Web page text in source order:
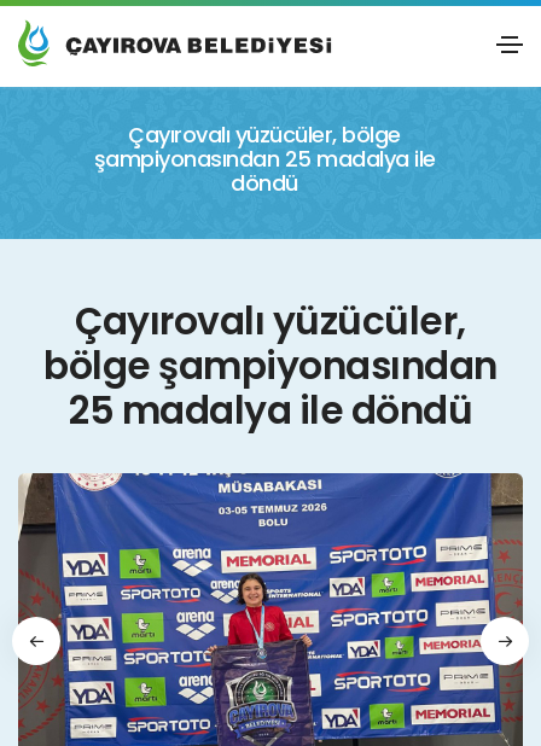
Çayırovalı yüzücüler, bölge
şampiyonasından 25 madalya ile
döndü
Çayırovalı yüzücüler,
bölge şampiyonasından
25 madalya ile döndü